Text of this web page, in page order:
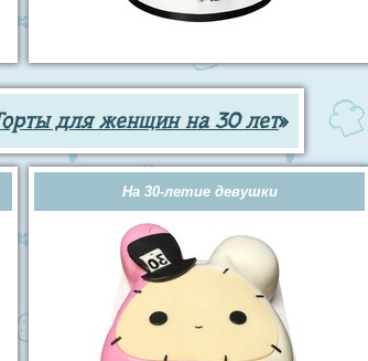
для женщин на 30 лет»
На 30-летие девушки